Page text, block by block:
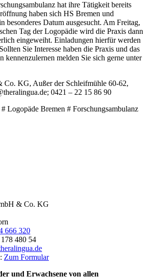
hat ihre Tätigkeit bereits
haben sich HS Bremen und
besonderes Datum ausgesucht. Am Freitag,
Tag der Logopädie wird die Praxis dann
eingeweiht. Einladungen hierfür werden
Sie Interesse haben die Praxis und das
kennenzulernen melden Sie sich gerne unter
Co. KG, Außer der Schleifmühle 60-62,
0421 – 22 15 86 90
Logopäde Bremen # Forschungsambulanz
& Co. KG
666 320
480 54
Zum Formular
und Erwachsene von allen